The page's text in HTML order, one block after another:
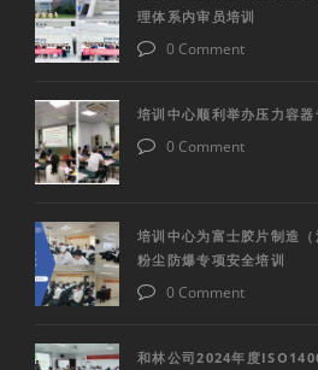
理体系内审员培训
0 Comment
培训中心顺利举办压力容器
0 Comment
培训中心为富士胶片制造
粉尘防爆专项安全培训
0 Comment
和林公司2024年度